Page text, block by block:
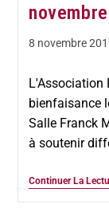
novembre
8 novembre
L'Association
bienfaisance
Salle Franck
à soutenir
Continuer La